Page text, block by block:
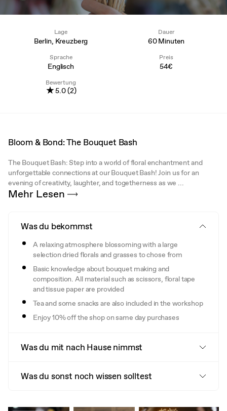
Lage
Berlin, Kreuzberg
Dauer
60 Minuten
Sprache
Englisch
Preis
54€
Bewertung
★5.0 (2)
Bloom & Bond: The Bouquet Bash
The Bouquet Bash: Step into a world of floral enchantment and
unforgettable connections at our Bouquet Bash! Join us for an
evening of creativity, laughter, and togetherness as we ...
Mehr Lesen
Was du bekommst
A relaxing atmosphere blossoming with a large
selection dried florals and grasses to chose from
Basic knowledge about bouquet making and
composition. All material such as scissors, floral tape
and tissue paper are provided
Tea and some snacks are also included in the workshop
Enjoy 10% off the shop on same day purchases
Was du mit nach Hause nimmst
Was du sonst noch wissen solltest